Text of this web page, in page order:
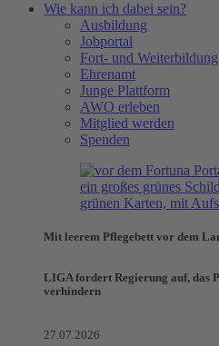
Wie kann ich dabei sein?
Ausbildung
Jobportal
Fort- und Weiterbildung
Ehrenamt
Junge Plattform
AWO erleben
Mitglied werden
Spenden
Mit leerem Pflegebett vor dem
LIGA fordert Regierung auf, das
verhindern
27.07.2026